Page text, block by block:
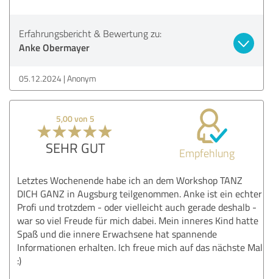
Erfahrungsbericht & Bewertung zu:
Anke Obermayer
05.12.2024 Anonym
5,00 von 5
SEHR GUT Empfehlung
Letztes Wochenende habe ich an dem Workshop TANZ
DICH GANZ in Augsburg teilgenommen. Anke ist ein echter
Profi und trotzdem - oder vielleicht auch gerade deshalb -
war so viel Freude für mich dabei. Mein inneres Kind hatte
Spaß und die innere Erwachsene hat spannende
Informationen erhalten. Ich freue mich auf das nächste Mal
:)